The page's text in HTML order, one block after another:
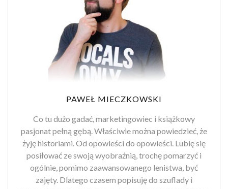
PAWEŁ MIECZKOWSKI
Co tu dużo gadać, marketingowiec i książkowy
pasjonat pełną gębą. Właściwie można powiedzieć, że
żyję historiami. Od opowieści do opowieści. Lubię się
posiłować ze swoją wyobraźnią, trochę pomarzyć i
ogólnie, pomimo zaawansowanego lenistwa, być
zajęty. Dlatego czasem popisuję do szuflady i